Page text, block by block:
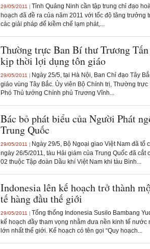
29/05/2011
Tỉnh Quảng Ninh cần tập trung chỉ đạo
hoạch đã đề ra của năm 2011 với tốc độ tăng trưởng
các giải pháp để kiềm chế lạm phát,...
Thường trực Ban Bí thư Trương
kịp thời lợi dụng tôn giáo
29/05/2011
Ngày 25/5, tại Hà Nội, Ban Chỉ đạo Tây
giáo vùng Tây Bắc. Ủy viên Bộ Chính trị, Thường
Phó Thủ tướng Chính phủ Trương Vĩnh...
Bác bỏ phát biểu của Người Phát
Trung Quốc
29/05/2011
Ngày 29/5, Bộ Ngoại giao Việt Nam đã tổ
ngày 26/5/2011, tàu Hải giám của Trung Quốc đã cắt
02 thuộc Tập đoàn Dầu khí Việt Nam khi tàu Bình...
Indonesia lên kế hoạch trở thành
tế hàng đầu thế giới
29/05/2011
Tổng thống Indonesia Susilo Bambang
kế hoạch đầy tham vọng nhằm đưa nền kinh tế nước
lớn nhất thế giới. Kế hoạch có tên gọi “Quy hoạch...